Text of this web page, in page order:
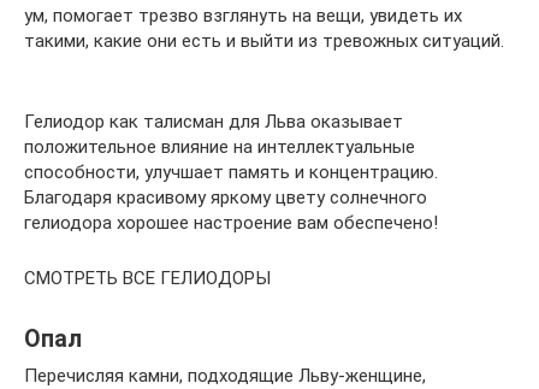
ум, помогает трезво взглянуть на вещи, увидеть их
такими, какие они есть и выйти из тревожных ситуаций.
Гелиодор как талисман для Льва оказывает
положительное влияние на интеллектуальные
способности, улучшает память и концентрацию.
Благодаря красивому яркому цвету солнечного
гелиодора хорошее настроение вам обеспечено!
СМОТРЕТЬ ВСЕ ГЕЛИОДОРЫ
Опал
Перечисляя камни, подходящие Льву-женщине,